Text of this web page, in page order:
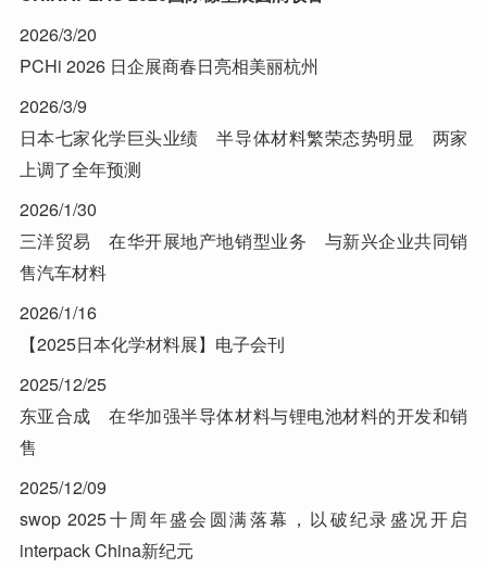
2026/3/20
PCHi 2026 日企展商春日亮相美丽杭州
2026/3/9
日本七家化学巨头业绩 半导体材料繁荣态势明显 两家
上调了全年预测
2026/1/30
三洋贸易 在华开展地产地销型业务 与新兴企业共同销
售汽车材料
2026/1/16
【2025日本化学材料展】电子会刊
2025/12/25
东亚合成 在华加强半导体材料与锂电池材料的开发和销
售
2025/12/09
swop 2025十周年盛会圆满落幕，以破纪录盛况开启
interpack China新纪元